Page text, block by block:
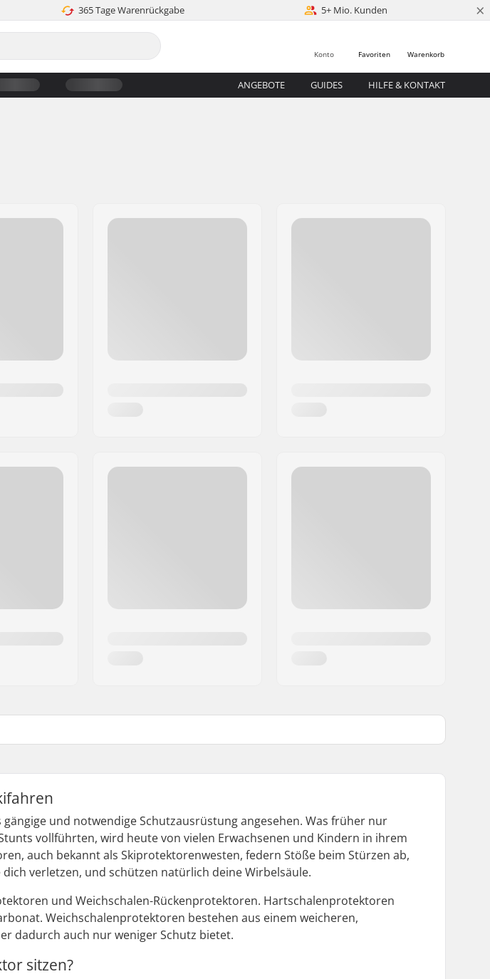
365 Tage Warenrückgabe 5+ Mio. Kunden ×
Warenkorb
Favoriten
Konto
ANGEBOTE GUIDES HILFE & KONTAKT
und notwendige Schutzausrüstung angesehen. Was früher nur
vollführten, wird heute von vielen Erwachsenen und Kindern in ihrem
auch bekannt als Skiprotektorenwesten, federn Stöße beim Stürzen ab,
verletzen, und schützen natürlich deine Wirbelsäule.
und Weichschalen-Rückenprotektoren. Hartschalenprotektoren
Weichschalenprotektoren bestehen aus einem weicheren,
dadurch auch nur weniger Schutz bietet.
sitzen?